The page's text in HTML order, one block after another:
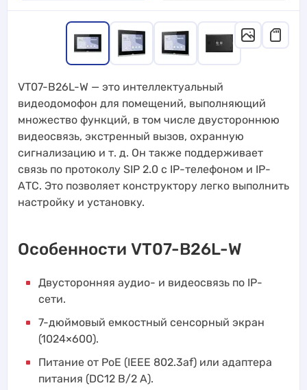
VT07-B26L-W — это интеллектуальный
видеодомофон для помещений, выполняющий
множество функций, в том числе двустороннюю
видеосвязь, экстренный вызов, охранную
сигнализацию и т. д. Он также поддерживает
связь по протоколу SIP 2.0 с IP-телефоном и IP-
АТС. Это позволяет конструктору легко выполнить
настройку и установку.
Особенности VT07-B26L-W
Двусторонняя аудио- и видеосвязь по IP-
сети.
7-дюймовый емкостный сенсорный экран
(1024×600).
Питание от PoE (IEEE 802.3af) или адаптера
питания (DC12 В/2 А).